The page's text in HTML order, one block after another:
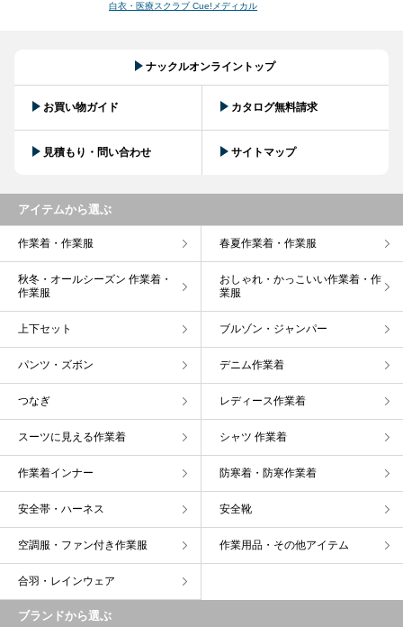
白衣・医療スクラブ Cue!メディカル
ナックルオンライントップ
お買い物ガイド カタログ無料請求
見積もり・問い合わせ サイトマップ
アイテムから選ぶ
作業着・作業服 春夏作業着・作業服
秋冬・オールシーズン 作業着・
作業服
おしゃれ・かっこいい作業着・作
業服
上下セット ブルゾン・ジャンパー
パンツ・ズボン デニム作業着
つなぎ レディース作業着
スーツに見える作業着 シャツ 作業着
作業着インナー 防寒着・防寒作業着
安全帯・ハーネス 安全靴
空調服・ファン付き作業服 作業用品・その他アイテム
合羽・レインウェア
ブランドから選ぶ